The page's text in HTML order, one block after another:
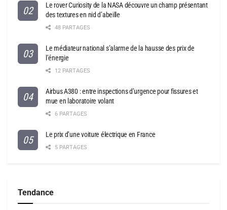
Le rover Curiosity de la NASA découvre un champ présentant
des textures en nid d’abeille
48 PARTAGES
Le médiateur national s’alarme de la hausse des prix de
l’énergie
12 PARTAGES
Airbus A380 : entre inspections d’urgence pour fissures et
mue en laboratoire volant
6 PARTAGES
Le prix d’une voiture électrique en France
5 PARTAGES
Tendance